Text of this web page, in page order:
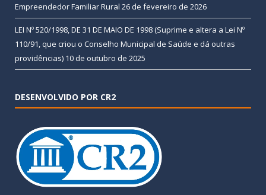
Empreendedor Familiar Rural 26 de fevereiro de 2026
LEI Nº 520/1998, DE 31 DE MAIO DE 1998 (Suprime e altera a Lei Nº
110/91, que criou o Conselho Municipal de Saúde e dá outras
providências) 10 de outubro de 2025
DESENVOLVIDO POR CR2